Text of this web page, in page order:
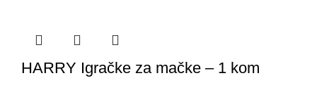
HARRY Igračke za mačke – 1 kom